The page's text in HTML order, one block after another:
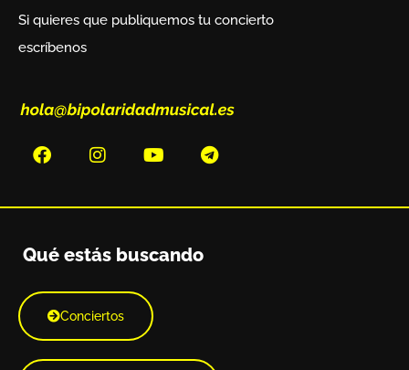
Si quieres que publiquemos tu concierto
escríbenos
Qué estás buscando
Conciertos